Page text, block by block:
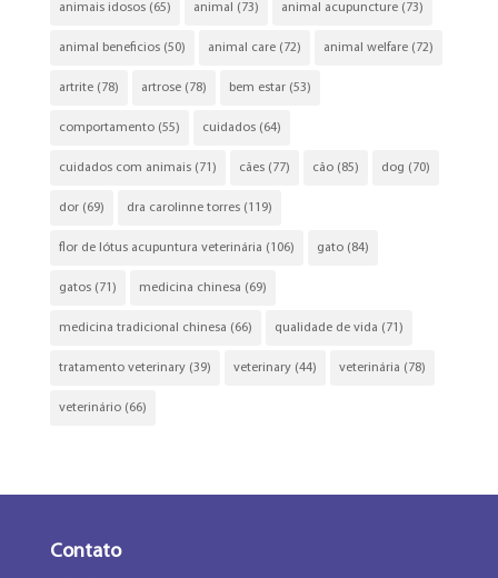
animais idosos(65) animal (73) animal acupuncture(73)
animal beneficios(50) animal care(72) animal welfare(72)
artrite(78) artrose(78) bem estar(53)
comportamento(55) cuidados(64)
cuidados com animais(71) cães(77) cão(85) dog (70)
dor(69) dra carolinne torres(119)
flor de lótus acupuntura veterinária (106) gato(84)
gatos(71) medicina chinesa (69)
medicina tradicional chinesa (66) qualidade de vida (71)
tratamento veterinary(39) veterinary(44) veterinária (78)
veterinário(66)
Contato